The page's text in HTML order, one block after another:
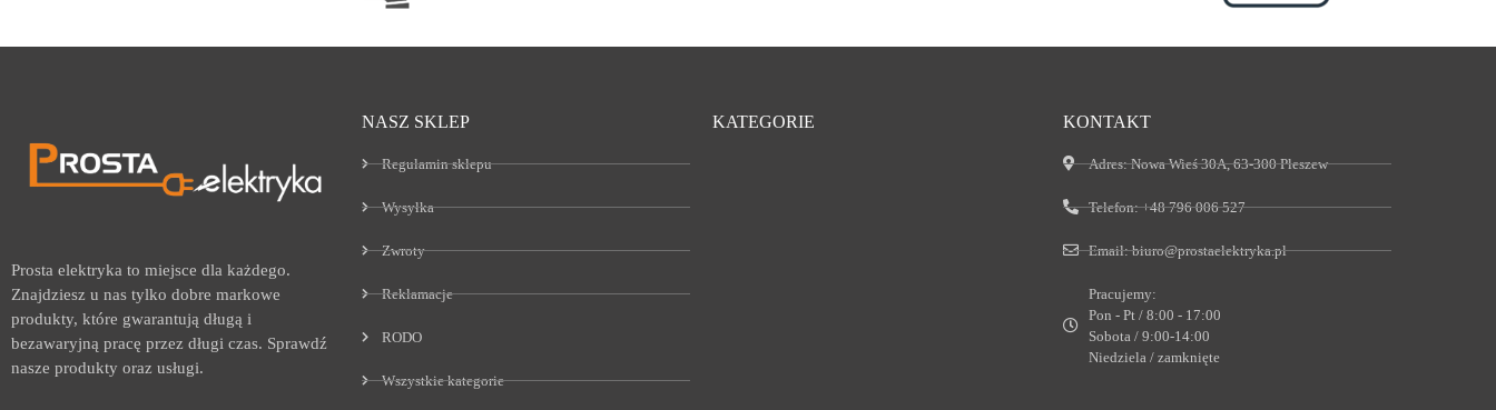
Prosta elektryka to miejsce dla każdego.
Znajdziesz u nas tylko dobre markowe
produkty, które gwarantują długą i
bezawaryjną pracę przez długi czas. Sprawdź
nasze produkty oraz usługi.
NASZ SKLEP
Regulamin sklepu
Wysyłka
Zwroty
Reklamacje
RODO
Wszystkie kategorie
KATEGORIE KONTAKT
Adres:Nowa Wieś 30A, 63-300 Pleszew
Telefon:+48 796 006 527
Email:biuro@prostaelektryka.pl
Pracujemy:
Pon - Pt / 8:00 - 17:00
Sobota / 9:00-14:00
Niedziela / zamknięte